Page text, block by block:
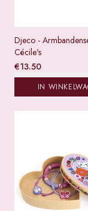
Djeco -
Cécile's
€13.50
IN